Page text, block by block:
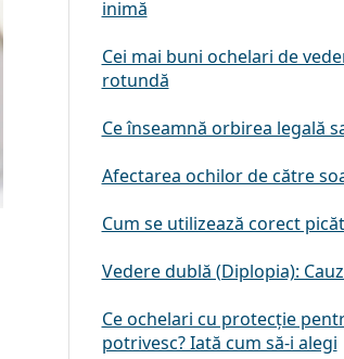
inimă
Cei mai buni ochelari de
rotundă
Ce înseamnă orbirea legală
Afectarea ochilor de către
Cum se utilizează corect
Vedere dublă (Diplopia):
Ce ochelari cu protecție
potrivesc? Iată cum să-i alegi